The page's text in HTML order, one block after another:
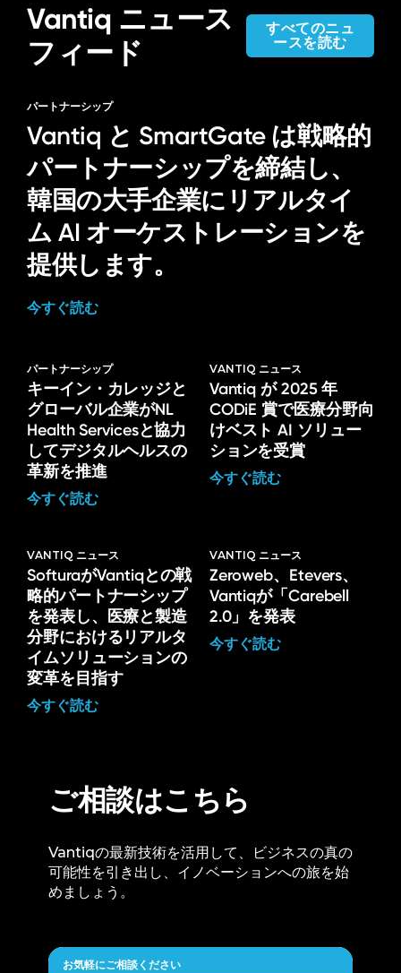
Vantiq ニュース
フィード
すべてのニュ
ースを読む
パートナーシップ
Vantiq と SmartGate は戦略的
パートナーシップを締結し、
韓国の大手企業にリアルタイ
ム AI オーケストレーションを
提供します。
今すぐ読む
パートナーシップ
キーイン・カレッジと
グローバル企業がNL
Health Servicesと協力
してデジタルヘルスの
革新を推進
今すぐ読む
VANTIQ ニュース
Vantiq が 2025 年
CODiE 賞で医療分野向
けベスト AI ソリュー
ションを受賞
今すぐ読む
VANTIQ ニュース
SofturaがVantiqとの戦
略的パートナーシップ
を発表し、医療と製造
分野におけるリアルタ
イムソリューションの
変革を目指す
今すぐ読む
VANTIQ ニュース
Zeroweb、Etevers、
Vantiqが「Carebell
2.0」を発表
今すぐ読む
ご相談はこちら
Vantiqの最新技術を活用して、ビジネスの真の
可能性を引き出し、イノベーションへの旅を始
めましょう。
お気軽にご相談ください